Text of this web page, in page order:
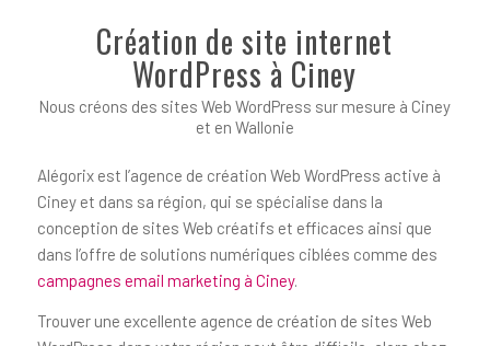
Création de site internet
WordPress à Ciney
Nous créons des sites Web WordPress sur mesure à Ciney
et en Wallonie
Alégorix est l’agence de création Web WordPress active à
Ciney et dans sa région, qui se spécialise dans la
conception de sites Web créatifs et efficaces ainsi que
dans l’offre de solutions numériques ciblées comme des
campagnes email marketing à Ciney.
Trouver une excellente agence de création de sites Web